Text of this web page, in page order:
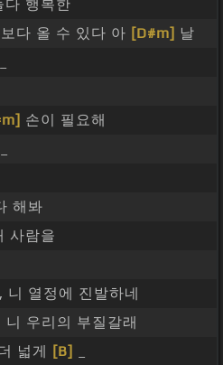
행복한
다 올 수 있다 아 [D#m] 날
손이 필요해
해봐
사람을
열정에 진발하네
우리의 부질갈래
넓게 [B]